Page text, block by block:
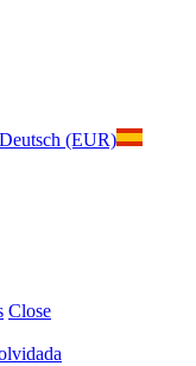
Deutsch (EUR)
Close